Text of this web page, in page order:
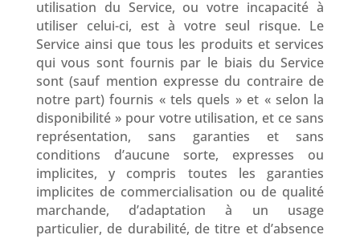
utilisation du Service, ou votre incapacité à
utiliser celui-ci, est à votre seul risque. Le
Service ainsi que tous les produits et services
qui vous sont fournis par le biais du Service
sont (sauf mention expresse du contraire de
notre part) fournis « tels quels » et « selon la
disponibilité » pour votre utilisation, et ce sans
représentation, sans garanties et sans
conditions d’aucune sorte, expresses ou
implicites, y compris toutes les garanties
implicites de commercialisation ou de qualité
marchande, d’adaptation à un usage
particulier, de durabilité, de titre et d’absence